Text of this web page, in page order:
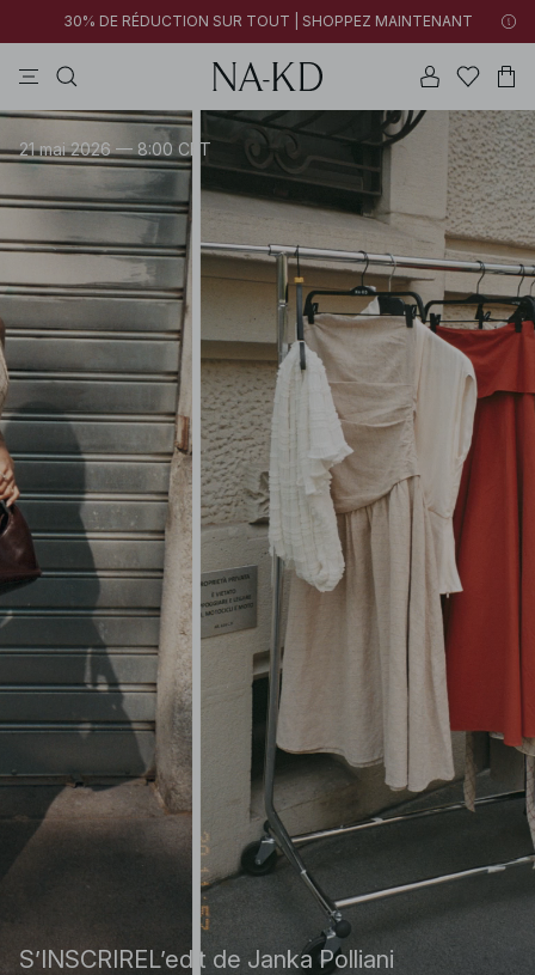
30% DE RÉDUCTION SUR TOUT | SHOPPEZ MAINTENANT
S’INSCRIREL’edit de Janka Polliani
21 mai 2026 — 8:00 CET